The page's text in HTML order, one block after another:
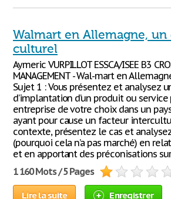
Walmart en Allemagne, un
culturel
Aymeric VURPILLOT ESSCA/ISEE B3
MANAGEMENT - Wal-mart en
Sujet 1 : Vous présentez et analysez
d’implantation d’un produit ou service
entreprise de votre choix dans un
ayant pour cause un facteur
contexte, présentez le cas et
(pourquoi cela n’a pas marché) en
et en apportant des préconisations
1 160 Mots / 5 Pages
Lire la suite Enregistrer